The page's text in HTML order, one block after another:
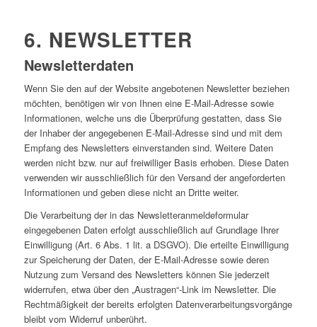
6. NEWSLETTER
Newsletterdaten
Wenn Sie den auf der Website angebotenen Newsletter beziehen
möchten, benötigen wir von Ihnen eine E-Mail-Adresse sowie
Informationen, welche uns die Überprüfung gestatten, dass Sie
der Inhaber der angegebenen E-Mail-Adresse sind und mit dem
Empfang des Newsletters einverstanden sind. Weitere Daten
werden nicht bzw. nur auf freiwilliger Basis erhoben. Diese Daten
verwenden wir ausschließlich für den Versand der angeforderten
Informationen und geben diese nicht an Dritte weiter.
Die Verarbeitung der in das Newsletteranmeldeformular
eingegebenen Daten erfolgt ausschließlich auf Grundlage Ihrer
Einwilligung (Art. 6 Abs. 1 lit. a DSGVO). Die erteilte Einwilligung
zur Speicherung der Daten, der E-Mail-Adresse sowie deren
Nutzung zum Versand des Newsletters können Sie jederzeit
widerrufen, etwa über den „Austragen“-Link im Newsletter. Die
Rechtmäßigkeit der bereits erfolgten Datenverarbeitungsvorgänge
bleibt vom Widerruf unberührt.